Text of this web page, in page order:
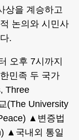
상을 계승하고
논의와 시민사
.
오후 7시까지
민족 두 국가
Three
(The University
▲변증법
▲국내외 통일